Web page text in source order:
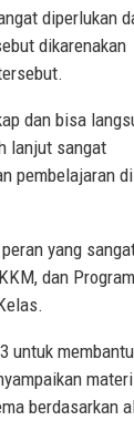
diperlukan
dikarenakan
dan bisa
lanjut sangat
pembelajaran di
yang
dan Program
untuk membantu
berdasarkan